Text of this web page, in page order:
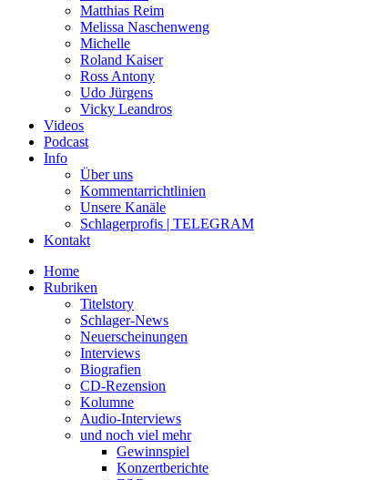
Matthias Reim
Melissa Naschenweng
Michelle
Roland Kaiser
Ross Antony
Udo Jürgens
Vicky Leandros
Videos
Podcast
Info
Über uns
Kommentarrichtlinien
Unsere Kanäle
Schlagerprofis | TELEGRAM
Kontakt
Home
Rubriken
Titelstory
Schlager-News
Neuerscheinungen
Interviews
Biografien
CD-Rezension
Kolumne
Audio-Interviews
und noch viel mehr
Gewinnspiel
Konzertberichte